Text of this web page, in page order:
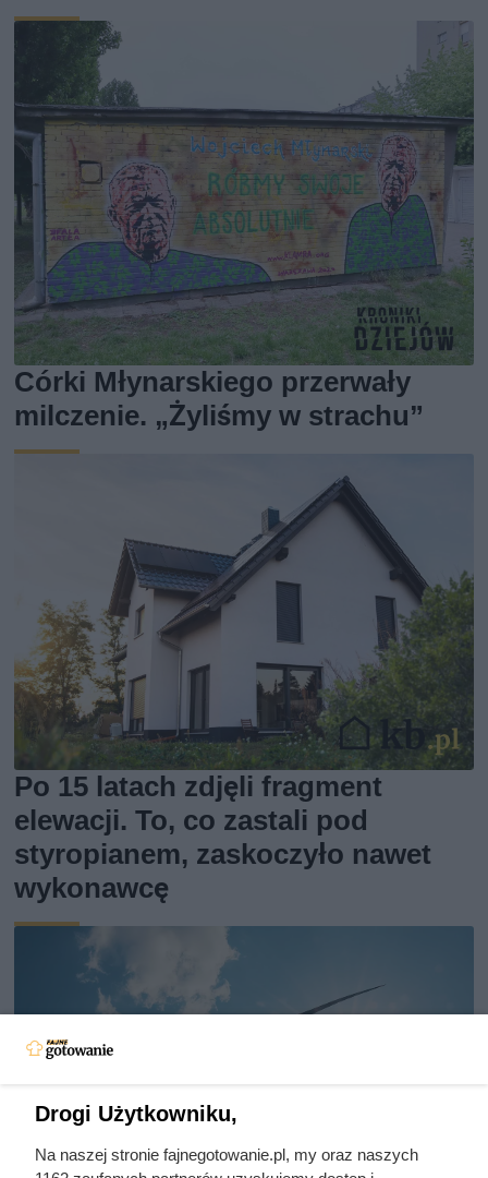
Córki Młynarskiego przerwały
milczenie. „Żyliśmy w strachu”
Po 15 latach zdjęli fragment
elewacji. To, co zastali pod
styropianem, zaskoczyło nawet
wykonawcę
Drogi Użytkowniku,
Na naszej stronie fajnegotowanie.pl, my oraz naszych